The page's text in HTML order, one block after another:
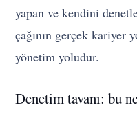
yapan ve kendini
çağının gerçek
yönetim yoludur.
Denetim tavanı: bu